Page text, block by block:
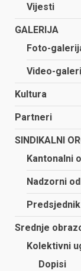
Vijesti
GALERIJA
Foto-
Video-
Kultura
Partneri
SINDIKALNI
Kantonalni
Nadzorni
Predsjednik
Srednje
Kolektivni
Dopisi